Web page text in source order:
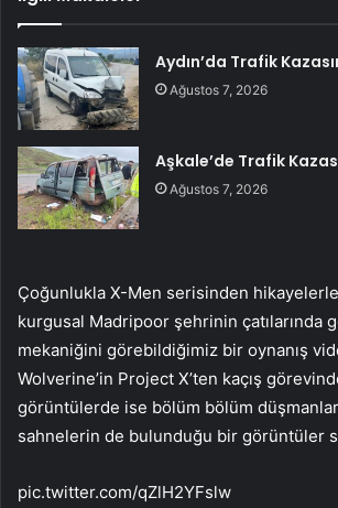
Aydın’da Trafik
Ağustos 7, 2026
Aşkale’de Trafik
Ağustos 7, 2026
Çoğunlukla X-Men serisinden
kurgusal Madripoor şehrinin çatılarında
mekaniğini görebildiğimiz bir oynanış
Wolverine’in Project X’ten kaçış
görüntülerde ise bölüm bölüm
sahnelerin de bulunduğu bir görüntüler
pic.twitter.com/qZlH2YFslw